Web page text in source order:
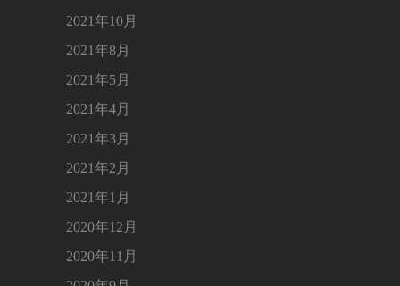
2021年10月
2021年8月
2021年5月
2021年4月
2021年3月
2021年2月
2021年1月
2020年12月
2020年11月